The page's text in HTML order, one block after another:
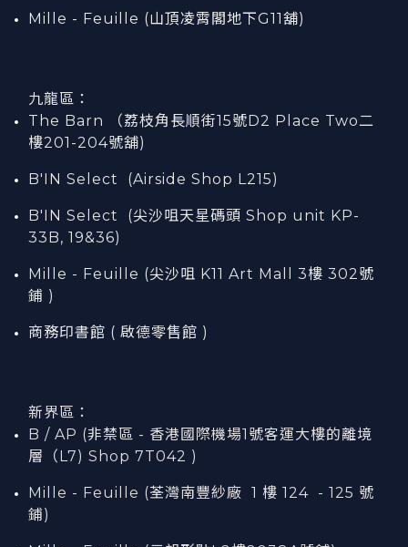
Mille - Feuille (山頂凌霄閣地下G11舖)
九龍區：
The Barn （荔枝角長順街15號D2 Place Two二
樓201-204號舖)
B'IN Select (Airside Shop L215)
B'IN Select (尖沙咀天星碼頭 Shop unit KP-
33B, 19&36)
Mille - Feuille (尖沙咀 K11 Art Mall 3樓 302號
鋪 )
商務印書館 ( 啟德零售館 )
新界區：
B / AP (非禁區 - 香港國際機場1號客運大樓的離境
層（L7) Shop 7T042 )
Mille - Feuille (荃灣南豐紗廠 1 樓 124 - 125 號
鋪)